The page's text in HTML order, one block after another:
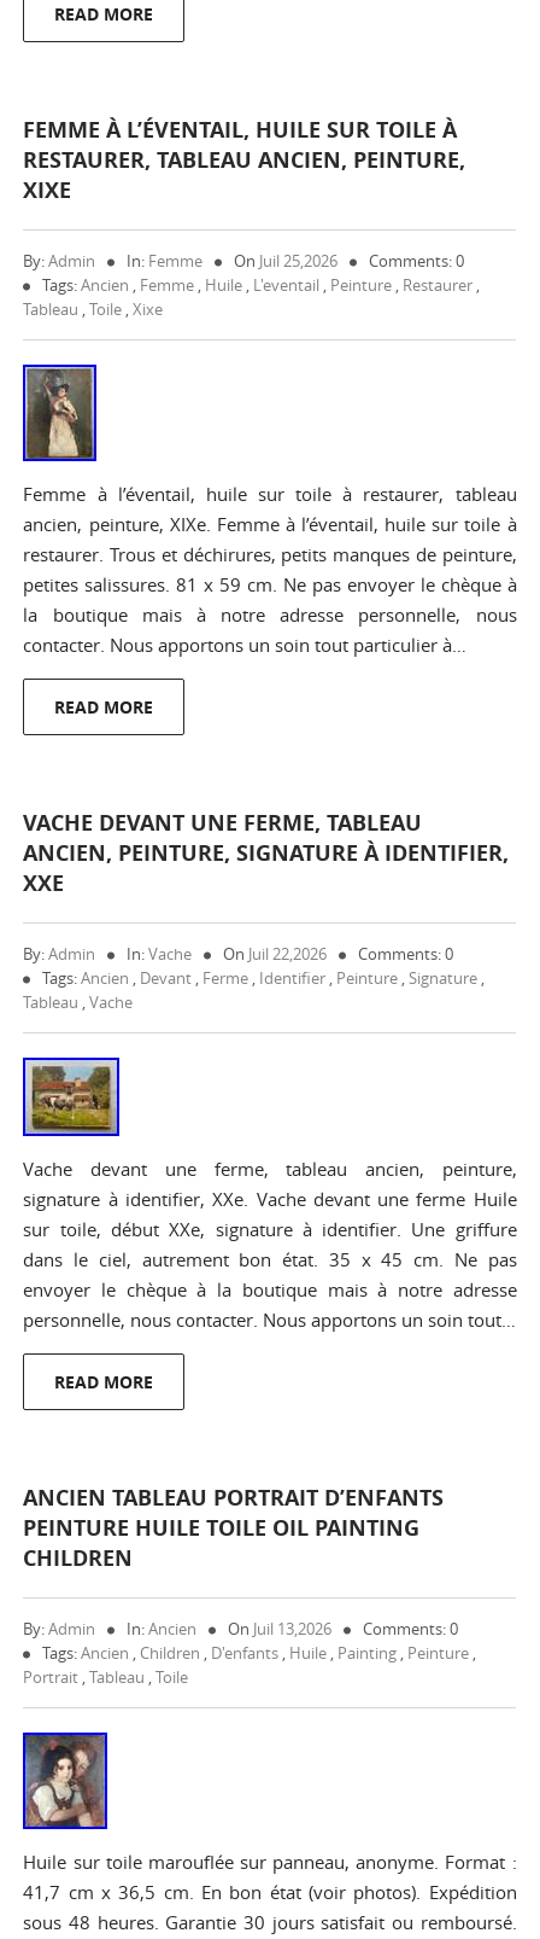
READ MORE
FEMME À L’ÉVENTAIL, HUILE SUR TOILE À
RESTAURER, TABLEAU ANCIEN, PEINTURE,
XIXE
By:Admin In: Femme On Juil 25,2026
Comments: 0
Tags:Ancien , Femme , Huile , L'eventail , Peinture , Restaurer ,
Tableau ,Toile ,Xixe
Femme à l’éventail, huile sur toile à restaurer, tableau
ancien, peinture, XIXe. Femme à l’éventail, huile sur toile à
restaurer. Trous et déchirures, petits manques de peinture,
petites salissures. 81 x 59 cm. Ne pas envoyer le chèque à
la boutique mais à notre adresse personnelle, nous
contacter. Nous apportons un soin tout particulier à…
READ MORE
VACHE DEVANT UNE FERME, TABLEAU
ANCIEN, PEINTURE, SIGNATURE À IDENTIFIER,
XXE
By:Admin In:Vache On Juil 22,2026
Comments: 0
Tags:Ancien , Devant , Ferme , Identifier , Peinture ,Signature ,
Tableau ,Vache
Vache devant une ferme, tableau ancien, peinture,
signature à identifier, XXe. Vache devant une ferme Huile
sur toile, début XXe, signature à identifier. Une griffure
dans le ciel, autrement bon état. 35 x 45 cm. Ne pas
envoyer le chèque à la boutique mais à notre adresse
personnelle, nous contacter. Nous apportons un soin tout…
READ MORE
ANCIEN TABLEAU PORTRAIT D’ENFANTS
PEINTURE HUILE TOILE OIL PAINTING
CHILDREN
By:Admin In:Ancien On Juil 13,2026
Comments: 0
Tags:Ancien , Children , D'enfants , Huile , Painting , Peinture ,
Portrait ,Tableau ,Toile
Huile sur toile marouflée sur panneau, anonyme. Format :
41,7 cm x 36,5 cm. En bon état (voir photos). Expédition
sous 48 heures. Garantie 30 jours satisfait ou remboursé.